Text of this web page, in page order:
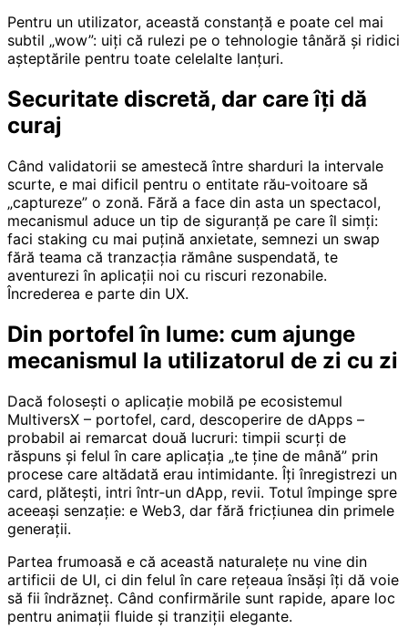
Pentru un utilizator, această constanță e poate cel mai
subtil „wow”: uiți că rulezi pe o tehnologie tânără și ridici
așteptările pentru toate celelalte lanțuri.
Securitate discretă, dar care îți dă
curaj
Când validatorii se amestecă între sharduri la intervale
scurte, e mai dificil pentru o entitate rău‑voitoare să
„captureze” o zonă. Fără a face din asta un spectacol,
mecanismul aduce un tip de siguranță pe care îl simți:
faci staking cu mai puțină anxietate, semnezi un swap
fără teama că tranzacția rămâne suspendată, te
aventurezi în aplicații noi cu riscuri rezonabile.
Încrederea e parte din UX.
Din portofel în lume: cum ajunge
mecanismul la utilizatorul de zi cu zi
Dacă folosești o aplicație mobilă pe ecosistemul
MultiversX – portofel, card, descoperire de dApps –
probabil ai remarcat două lucruri: timpii scurți de
răspuns și felul în care aplicația „te ține de mână” prin
procese care altădată erau intimidante. Îți înregistrezi un
card, plătești, intri într‑un dApp, revii. Totul împinge spre
aceeași senzație: e Web3, dar fără fricțiunea din primele
generații.
Partea frumoasă e că această naturalețe nu vine din
artificii de UI, ci din felul în care rețeaua însăși îți dă voie
să fii îndrăzneț. Când confirmările sunt rapide, apare loc
pentru animații fluide și tranziții elegante.